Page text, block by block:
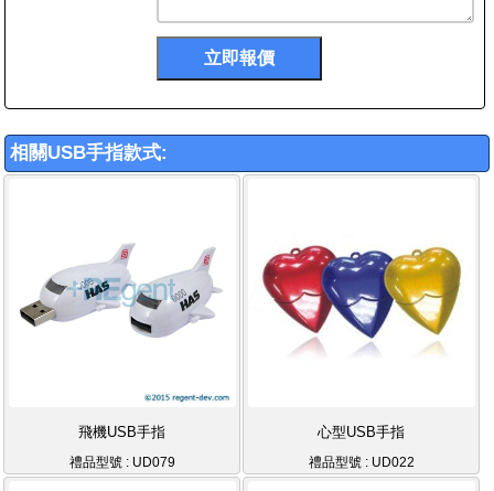
相關USB手指款式:
飛機USB手指
禮品型號 : UD079
心型USB手指
禮品型號 : UD022